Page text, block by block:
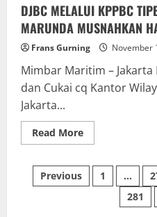
DJBC MELALUI KPPBC
MARUNDA MUSNAHKAN
Frans Gurning November
Mimbar Maritim –
dan Cukai cq Kantor
Jakarta...
Read MoreRead
more
MELALUI
KPPBC
TIPE
PABEAN
Paginasi
Previous 1 …
281